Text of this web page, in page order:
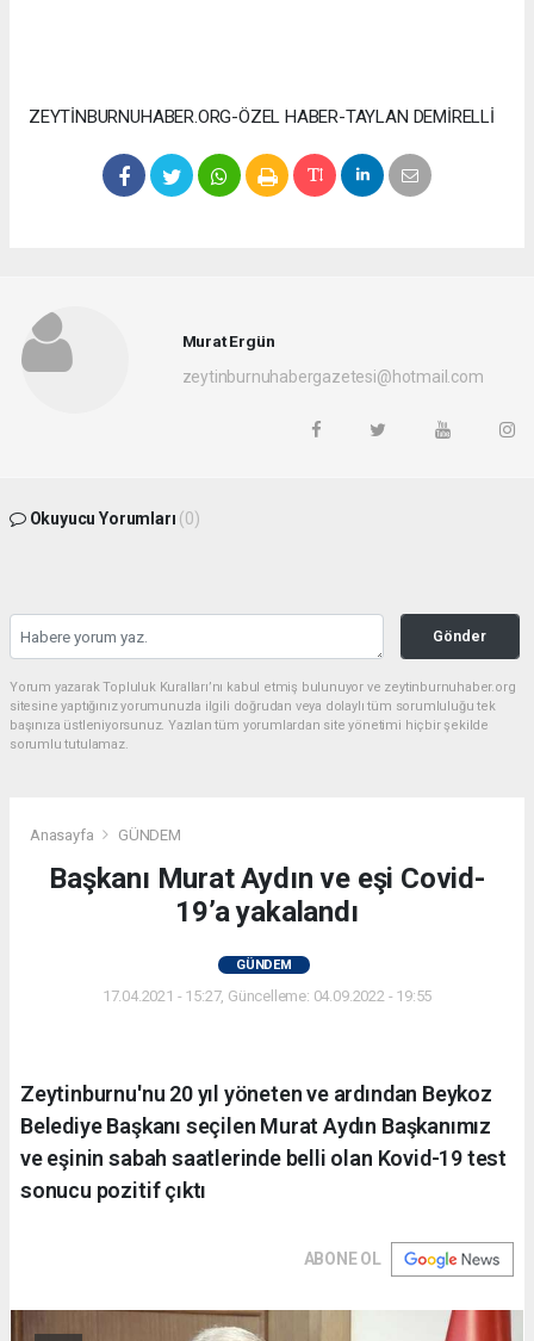
ZEYTİNBURNUHABER.ORG-ÖZEL HABER-TAYLAN DEMİRELLİ
Murat Ergün
zeytinburnuhabergazetesi@hotmail.com
Okuyucu Yorumları (0)
Gönder
Yorum yazarak Topluluk Kuralları’nı kabul etmiş bulunuyor ve zeytinburnuhaber.org
sitesine yaptığınız yorumunuzla ilgili doğrudan veya dolaylı tüm sorumluluğu tek
başınıza üstleniyorsunuz. Yazılan tüm yorumlardan site yönetimi hiçbir şekilde
sorumlu tutulamaz.
Anasayfa GÜNDEM
Başkanı Murat Aydın ve eşi Covid-
19’a yakalandı
GÜNDEM
17.04.2021 - 15:27, Güncelleme: 04.09.2022 - 19:55
Zeytinburnu'nu 20 yıl yöneten ve ardından Beykoz
Belediye Başkanı seçilen Murat Aydın Başkanımız
ve eşinin sabah saatlerinde belli olan Kovid-19 test
sonucu pozitif çıktı
ABONE OL